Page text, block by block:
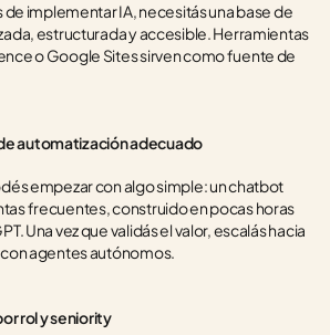
de implementar IA, necesitás una base de
estructurada y accesible. Herramientas
o Google Sites sirven como fuente de
automatización adecuado
empezar con algo simple: un chatbot
frecuentes, construido en pocas horas
Una vez que validás el valor, escalás hacia
agentes autónomos.
rol y seniority